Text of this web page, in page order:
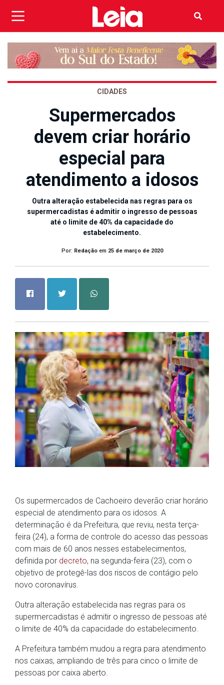
CIDADES
Supermercados
devem criar horário
especial para
atendimento a idosos
Outra alteração estabelecida nas regras para os
supermercadistas é admitir o ingresso de pessoas
até o limite de 40% da capacidade do
estabelecimento.
Por: Redaçãoem 25 de março de 2020
Os supermercados de Cachoeiro deverão criar horário
especial de atendimento para os idosos. A
determinação é da Prefeitura, que reviu, nesta terça-
feira (24), a forma de controle do acesso das pessoas
com mais de 60 anos nesses estabelecimentos,
definida por decreto, na segunda-feira (23), com o
objetivo de protegê-las dos riscos de contágio pelo
novo coronavírus.
Outra alteração estabelecida nas regras para os
supermercadistas é admitir o ingresso de pessoas até
o limite de 40% da capacidade do estabelecimento.
A Prefeitura também mudou a regra para atendimento
nos caixas, ampliando de três para cinco o limite de
pessoas por caixa aberto.